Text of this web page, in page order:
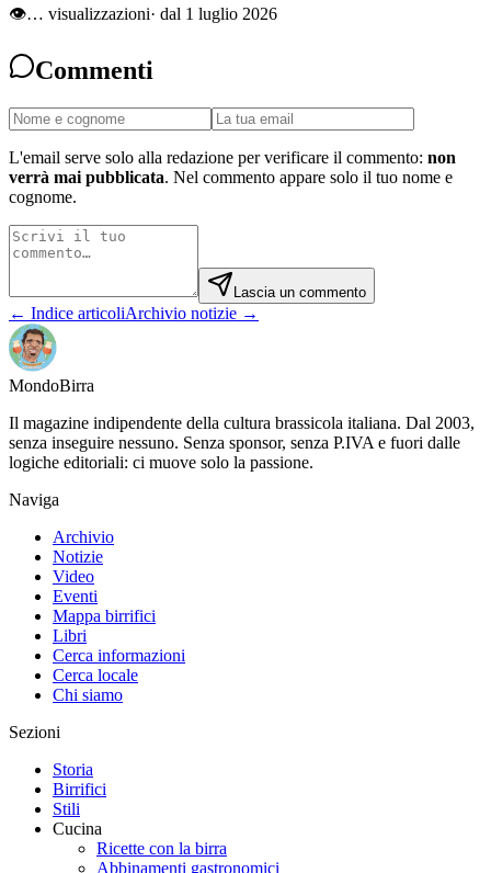
👁… visualizzazioni· dal 1 luglio 2026
Commenti
L'email serve solo alla redazione per verificare il commento: non
verrà mai pubblicata. Nel commento appare solo il tuo nome e
cognome.
Lascia un commento
← Indice articoliArchivio notizie →
MondoBirra
Il magazine indipendente della cultura brassicola italiana. Dal 2003,
senza inseguire nessuno. Senza sponsor, senza P.IVA e fuori dalle
logiche editoriali: ci muove solo la passione.
Naviga
Archivio
Notizie
Video
Eventi
Mappa birrifici
Libri
Cerca informazioni
Cerca locale
Chi siamo
Sezioni
Storia
Birrifici
Stili
Cucina
Ricette con la birra
Abbinamenti gastronomici